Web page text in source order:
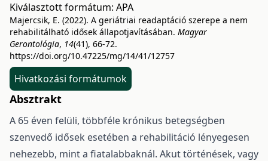
Kiválasztott formátum: APA
Majercsik, E. (2022). A geriátriai readaptáció szerepe a nem
rehabilitálható idősek állapotjavításában. Magyar
Gerontológia, 14(41), 66-72.
https://doi.org/10.47225/mg/14/41/12757
Hivatkozási formátumok
Absztrakt
A 65 éven felüli, többféle krónikus betegségben
szenvedő idősek esetében a rehabilitáció lényegesen
nehezebb, mint a fiatalabbaknál. Akut történések, vagy